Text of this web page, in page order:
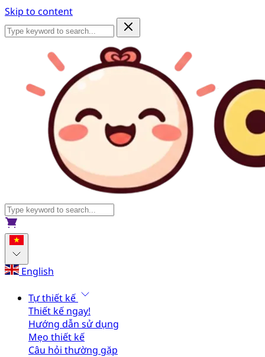
Skip to content
English
Tự thiết kế
Thiết kế ngay!
Hướng dẫn sử dụng
Mẹo thiết kế
Câu hỏi thường gặp